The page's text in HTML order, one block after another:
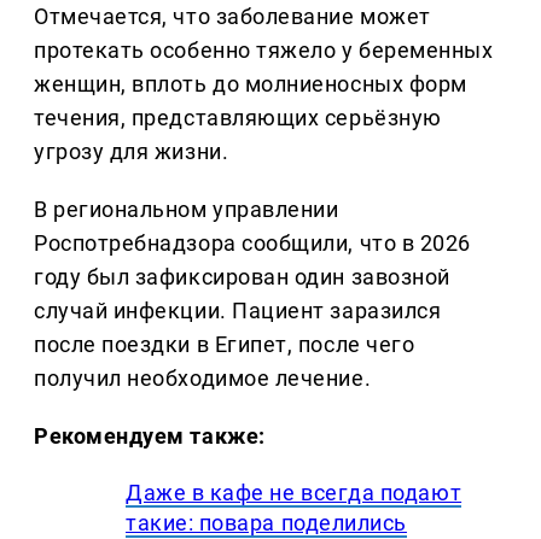
Отмечается, что заболевание может
протекать особенно тяжело у беременных
женщин, вплоть до молниеносных форм
течения, представляющих серьёзную
угрозу для жизни.
В региональном управлении
Роспотребнадзора сообщили, что в 2026
году был зафиксирован один завозной
случай инфекции. Пациент заразился
после поездки в Египет, после чего
получил необходимое лечение.
Рекомендуем также:
Даже в кафе не всегда подают
такие: повара поделились